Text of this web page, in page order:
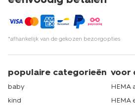
*afhankelijk van de gekozen bezorgopties
populaire categorieën
baby
kind
voor
HEMA
HEMA